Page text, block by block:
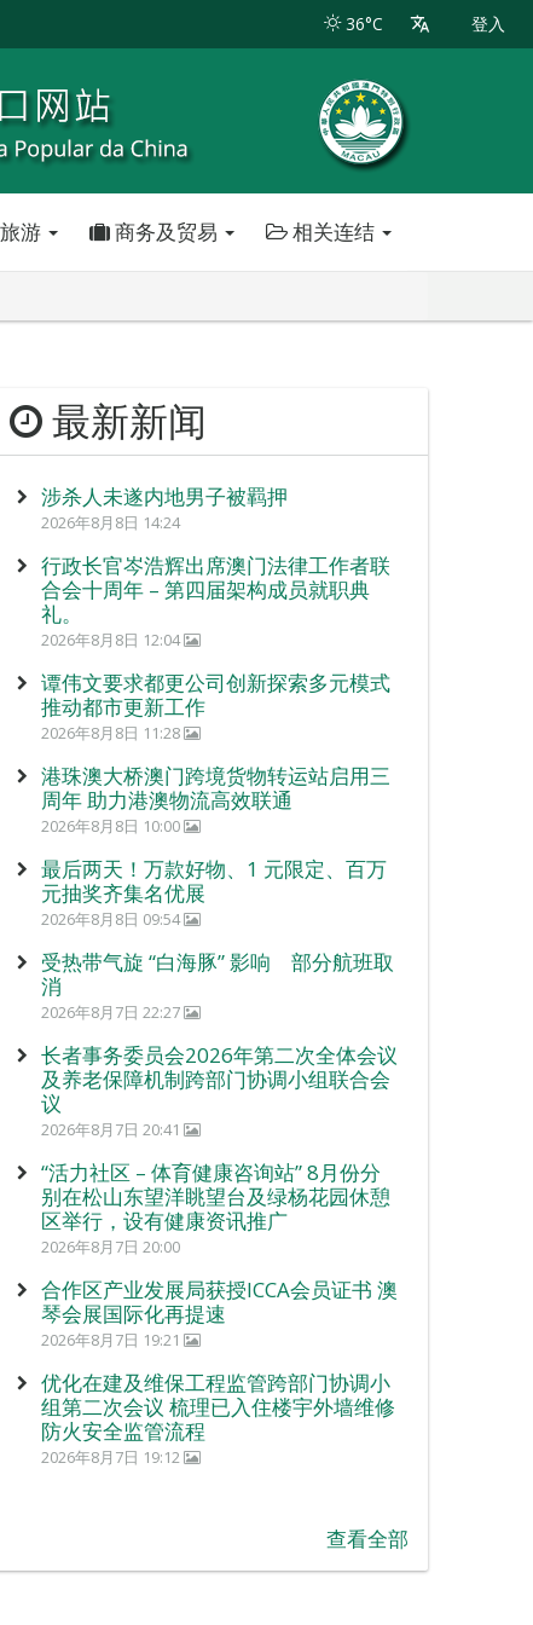
36°C 登入
游 商务及贸易 相关连结
最新新闻
涉杀人未遂内地男子被羁押
2026年8月8日 14:24
行政长官岑浩辉出席澳门法律工作者联
合会十周年 – 第四届架构成员就职典
礼。
2026年8月8日 12:04
谭伟文要求都更公司创新探索多元模式
推动都市更新工作
2026年8月8日 11:28
港珠澳大桥澳门跨境货物转运站启用三
周年 助力港澳物流高效联通
2026年8月8日 10:00
最后两天！万款好物、1 元限定、百万
元抽奖齐集名优展
2026年8月8日 09:54
受热带气旋 “白海豚” 影响 部分航班取
消
2026年8月7日 22:27
长者事务委员会2026年第二次全体会议
及养老保障机制跨部门协调小组联合会
议
2026年8月7日 20:41
“活力社区 – 体育健康咨询站” 8月份分
别在松山东望洋眺望台及绿杨花园休憩
区举行，设有健康资讯推广
2026年8月7日 20:00
合作区产业发展局获授ICCA会员证书 澳
琴会展国际化再提速
2026年8月7日 19:21
优化在建及维保工程监管跨部门协调小
组第二次会议 梳理已入住楼宇外墙维修
防火安全监管流程
2026年8月7日 19:12
查看全部